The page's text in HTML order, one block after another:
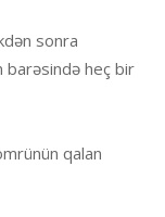
sonra
barəsində heç bir
qalan